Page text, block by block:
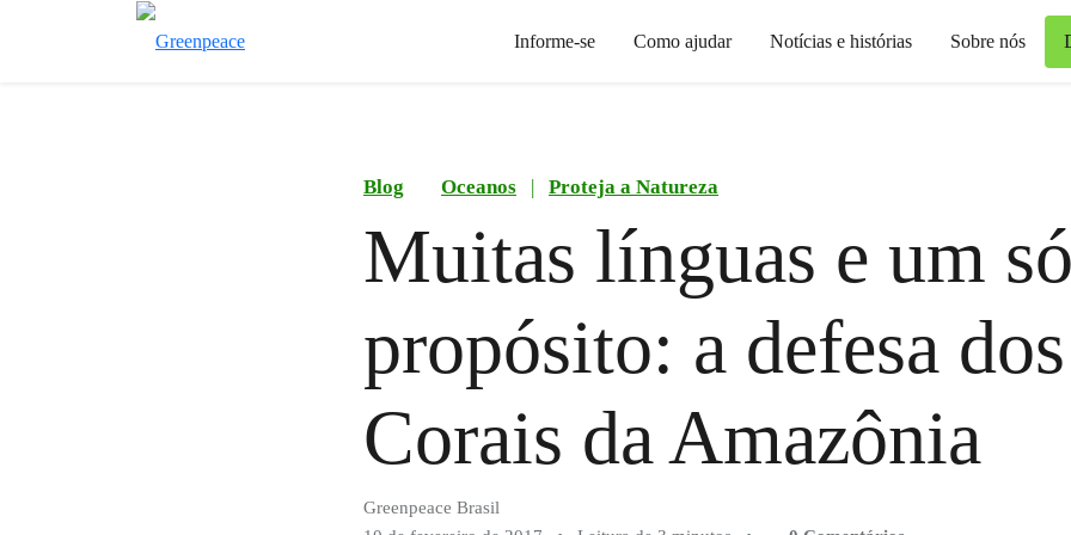
Informe-se Como ajudar Notícias e histórias Sobre nós
Blog Oceanos | Proteja a Natureza
Muitas línguas e um só
propósito: a defesa dos
Corais da Amazônia
Greenpeace Brasil